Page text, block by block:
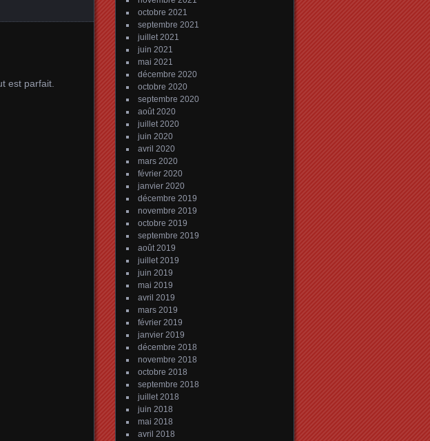
est parfait.
octobre 2021
septembre 2021
juillet 2021
juin 2021
mai 2021
décembre 2020
octobre 2020
septembre 2020
août 2020
juillet 2020
juin 2020
avril 2020
mars 2020
février 2020
janvier 2020
décembre 2019
novembre 2019
octobre 2019
septembre 2019
août 2019
juillet 2019
juin 2019
mai 2019
avril 2019
mars 2019
février 2019
janvier 2019
décembre 2018
novembre 2018
octobre 2018
septembre 2018
juillet 2018
juin 2018
mai 2018
avril 2018